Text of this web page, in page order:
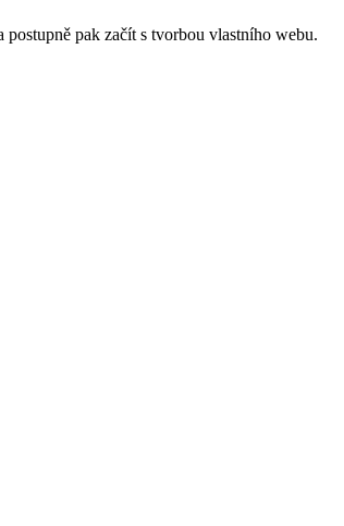
pak začít s tvorbou vlastního webu.